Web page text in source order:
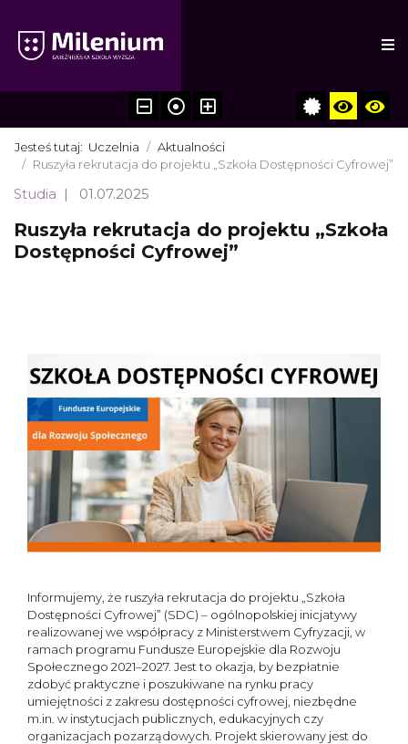
Jesteś tutaj: Uczelnia
Aktualności
Ruszyła rekrutacja do projektu „Szkoła Dostępności Cyfrowej”
Studia 01.07.2025
Ruszyła rekrutacja do projektu „Szkoła
Dostępności Cyfrowej”
Informujemy, że ruszyła rekrutacja do projektu „Szkoła
Dostępności Cyfrowej” (SDC) – ogólnopolskiej inicjatywy
realizowanej we współpracy z Ministerstwem Cyfryzacji, w
ramach programu Fundusze Europejskie dla Rozwoju
Społecznego 2021–2027. Jest to okazja, by bezpłatnie
zdobyć praktyczne i poszukiwane na rynku pracy
umiejętności z zakresu dostępności cyfrowej, niezbędne
m.in. w instytucjach publicznych, edukacyjnych czy
organizacjach pozarządowych. Projekt skierowany jest do